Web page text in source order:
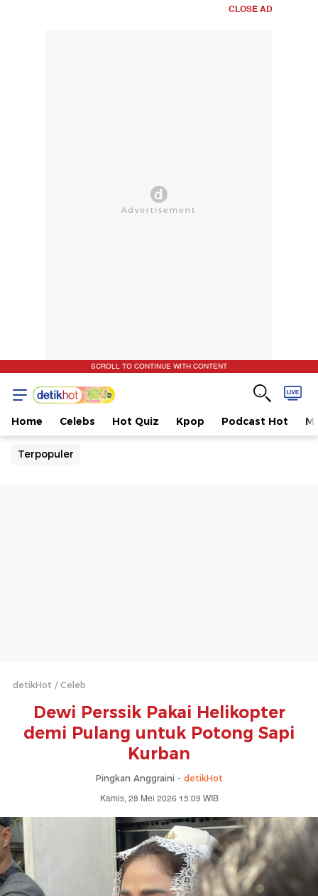
CLOSE AD
SCROLL TO CONTINUE WITH CONTENT
Home Celebs Hot Quiz Kpop Podcast Hot
Terpopuler
detikHot Celeb
Dewi Perssik Pakai Helikopter
demi Pulang untuk Potong Sapi
Kurban
Pingkan Anggraini - detikHot
Kamis, 28 Mei 2026 15:09 WIB